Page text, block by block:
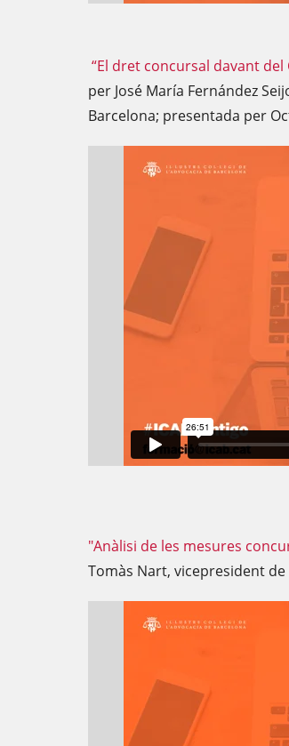
“El dret concursal davant
per José María Fernández
Barcelona; presentada per
"Anàlisi de les mesures
Tomàs Nart, vicepresident de